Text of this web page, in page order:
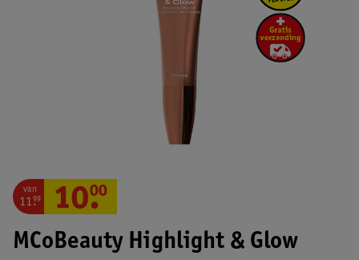
MCoBeauty Highlight & Glow
van
11.
99 10.
00